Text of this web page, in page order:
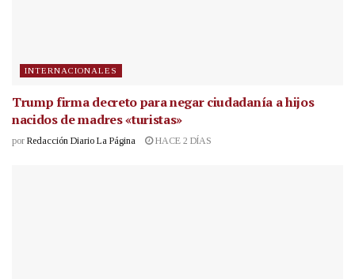
INTERNACIONALES
Trump firma decreto para negar ciudadanía a hijos
nacidos de madres «turistas»
por Redacción Diario La Página HACE 2 DÍAS